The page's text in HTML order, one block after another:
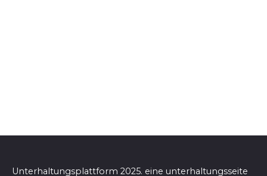
Unterhaltungsplattform 2025. eine unterhaltungsseite